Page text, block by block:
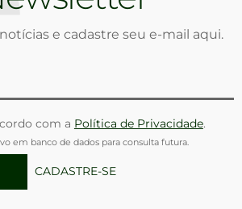
e cadastre seu e-mail aqui.
com a Política de Privacidade.
em banco de dados para consulta futura.
CADASTRE-SE